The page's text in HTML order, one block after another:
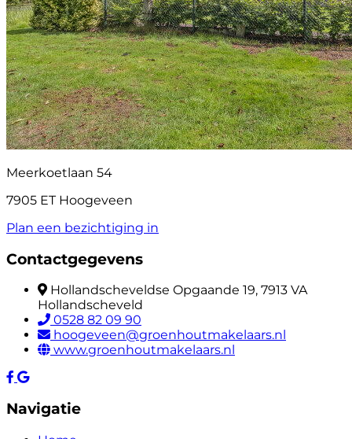
Meerkoetlaan 54
7905 ET Hoogeveen
Plan een bezichtiging in
Contactgegevens
Hollandscheveldse Opgaande 19, 7913 VA
Hollandscheveld
0528 82 09 90
hoogeveen@groenhoutmakelaars.nl
www.groenhoutmakelaars.nl
Navigatie